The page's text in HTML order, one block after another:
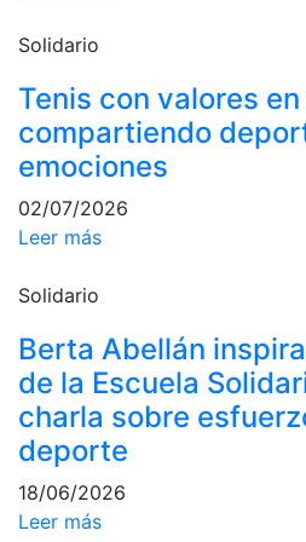
Área social
Activitats
Salidas
Conferencias
Inspirational
Talks
Calendario de
Actividades
Sociales
Juegos de
mesa
Solidario
Tenis con valores
compartiendo
emociones
02/07/2026
Leer más
Solidario
Berta Abellán
de la Escuela
charla sobre
deporte
18/06/2026
Leer más